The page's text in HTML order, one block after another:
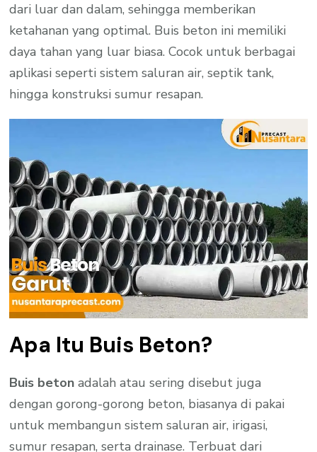
dari luar dan dalam, sehingga memberikan
ketahanan yang optimal. Buis beton ini memiliki
daya tahan yang luar biasa. Cocok untuk berbagai
aplikasi seperti sistem saluran air, septik tank,
hingga konstruksi sumur resapan.
Apa Itu Buis Beton?
Buis beton adalah atau sering disebut juga
dengan gorong-gorong beton, biasanya di pakai
untuk membangun sistem saluran air, irigasi,
sumur resapan, serta drainase. Terbuat dari